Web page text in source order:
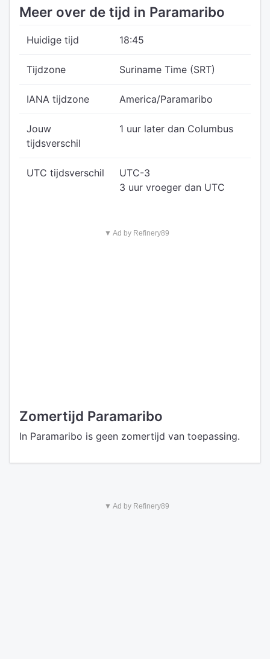
Meer over de tijd in Paramaribo
Huidige tijd 18:45
Tijdzone Suriname Time (SRT)
IANA tijdzone America/Paramaribo
Jouw
tijdsverschil
1 uur later dan Columbus
UTC tijdsverschil
UTC-3
3 uur vroeger dan UTC
▼ Ad by Refinery89
Zomertijd Paramaribo
In Paramaribo is geen zomertijd van toepassing.
▼ Ad by Refinery89